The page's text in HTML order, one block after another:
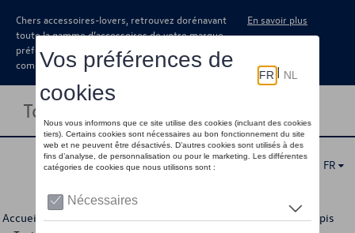
Chers accessoires-lovers, retrouvez dorénavant
toute la gamme d’accessoires de votre marque
préférée sous forme de catalogue à
commander auprès de votre concessionaire.
En savoir plus
Toggle navigation
FR
Accueil >Catalogue Volkswagen >Confort et protection >Tapis